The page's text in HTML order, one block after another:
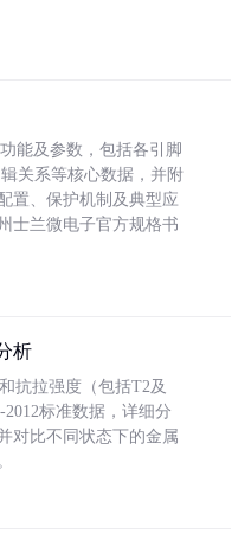
能及参数，包括各引脚
关系等核心数据，并附
置、保护机制及典型应
士兰微电子官方规格书
析
抗拉强度（包括T2及
标准数据，详细分
对比不同状态下的金属